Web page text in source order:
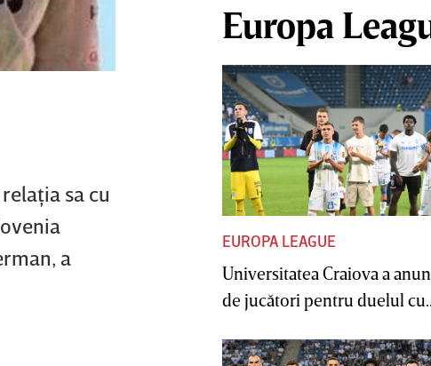
sa cu
a
Europa
EUROPA LEAGUE
Universitatea Craiova a
de jucători pentru duelul